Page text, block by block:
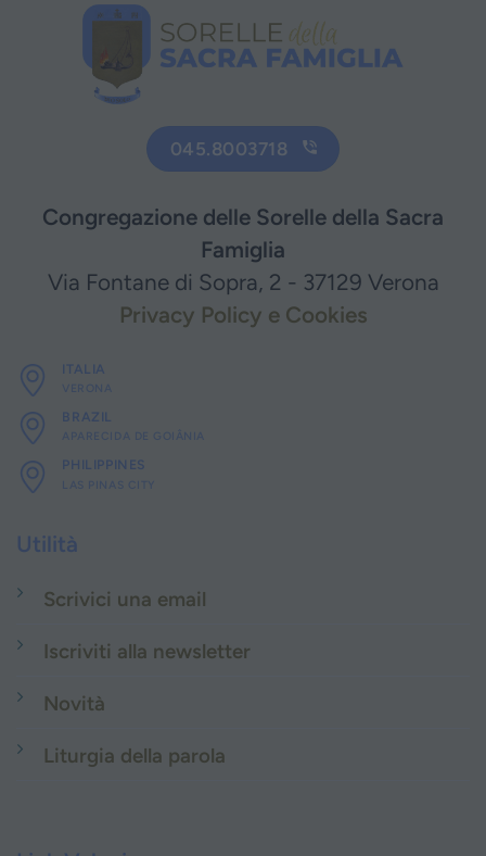
045.8003718
Congregazione delle Sorelle della Sacra
Famiglia
Via Fontane di Sopra, 2 - 37129 Verona
Privacy Policy e Cookies
ITALIA
VERONA
BRAZIL
APARECIDA DE GOIÂNIA
PHILIPPINES
LAS PINAS CITY
Utilità
Scrivici una email
Iscriviti alla newsletter
Novità
Liturgia della parola